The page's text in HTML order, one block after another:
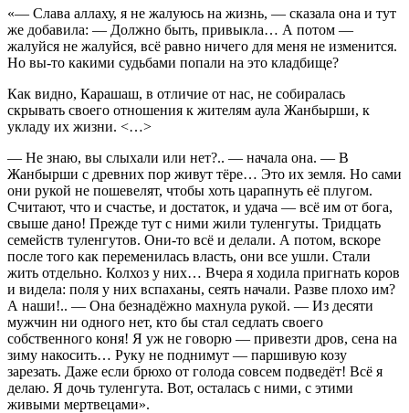
«— Слава аллаху, я не жалуюсь на жизнь, — сказала она и тут
же добавила: — Должно быть, привыкла… А потом —
жалуйся не жалуйся, всё равно ничего для меня не изменится.
Но вы-то какими судьбами попали на это кладбище?
Как видно, Карашаш, в отличие от нас, не собиралась
скрывать своего отношения к жителям аула Жанбырши, к
укладу их жизни. <…>
— Не знаю, вы слыхали или нет?.. — начала она. — В
Жанбырши с древних пор живут тёре… Это их земля. Но сами
они рукой не пошевелят, чтобы хоть царапнуть её плугом.
Считают, что и счастье, и достаток, и удача — всё им от бога,
свыше дано! Прежде тут с ними жили туленгуты. Тридцать
семейств туленгутов. Они-то всё и делали. А потом, вскоре
после того как переменилась власть, они все ушли. Стали
жить отдельно. Колхоз у них… Вчера я ходила пригнать коров
и видела: поля у них вспаханы, сеять начали. Разве плохо им?
А наши!.. — Она безнадёжно махнула рукой. — Из десяти
мужчин ни одного нет, кто бы стал седлать своего
собственного коня! Я уж не говорю — привезти дров, сена на
зиму накосить… Руку не поднимут — паршивую козу
зарезать. Даже если брюхо от голода совсем подведёт! Всё я
делаю. Я дочь туленгута. Вот, осталась с ними, с этими
живыми мертвецами».